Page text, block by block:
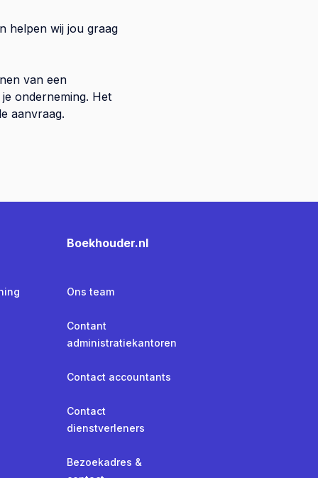
helpen wij jou graag
van een
onderneming. Het
aanvraag.
Boekhouder.nl
Ons team
Contant
administratiekantoren
Contact accountants
Contact
dienstverleners
Bezoekadres &